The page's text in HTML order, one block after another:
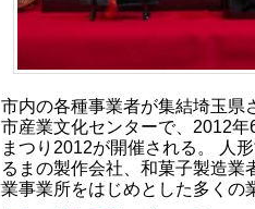
市内の各種事業者が集結埼玉県
市産業文化センターで、2012
まつり2012が開催される。 人
るまの製作会社、和菓子製造業
業事業所をはじめとした多く